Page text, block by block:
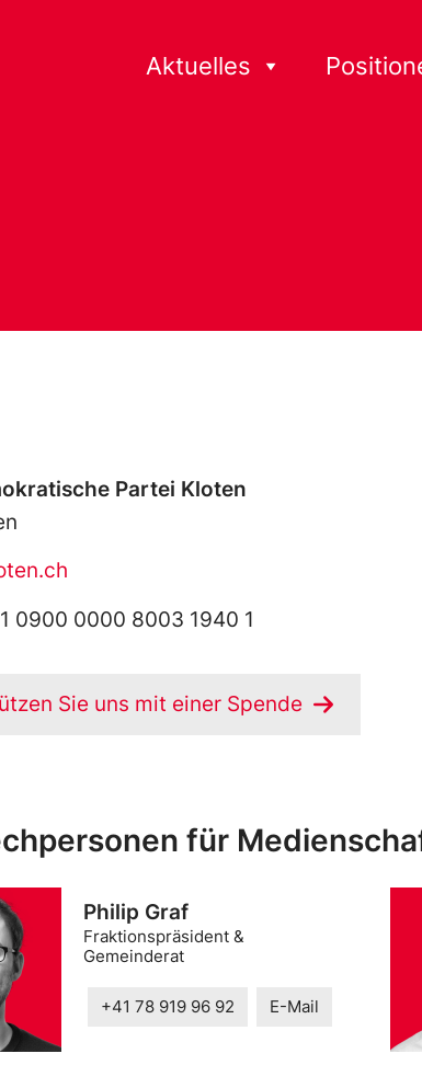
Aktuelles
Partei Kloten
0900 0000 8003 1940 1
Sie uns mit einer Spende
für
Philip Graf
Fraktionspräsident &
Gemeinderat
+41 78 919 96 92 E-Mail